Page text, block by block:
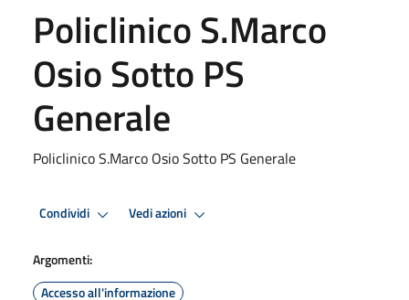
Policlinico S.Marco
Osio Sotto PS
Generale
Policlinico S.Marco Osio Sotto PS Generale
Condividi Vedi azioni
Argomenti:
Accesso all'informazione